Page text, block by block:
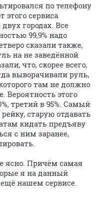
по телефону
сервиса
городах. Все
99,9% надо
сказали также,
на не заведённой
что, скорее всего,
выворачивали руль,
там не должно
этого
третий в 95%. Самый
старую отдавать
кидать предъяву
с ним заранее,
ясно. Причём самая
я на данный
нашем сервисе.